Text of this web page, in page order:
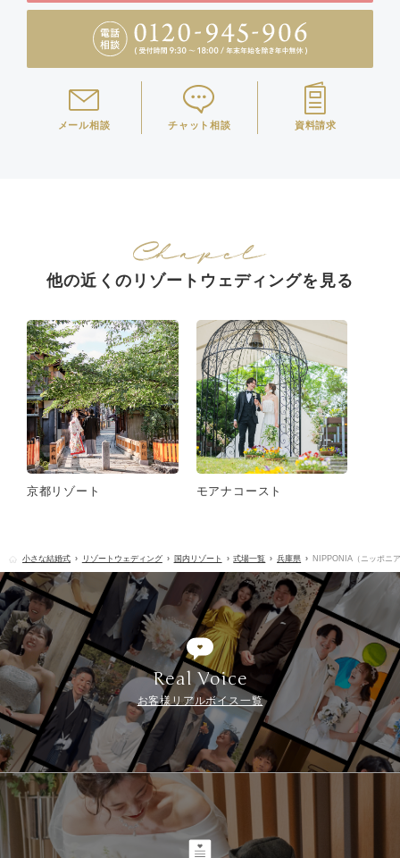
メール相談 チャット相談 資料請求
他の近くのリゾートウェディングを見る
京都リゾート モアナコースト
小さな結婚式 リゾートウェディング 国内リゾート 式場一覧 兵庫県 NIPPONIA（ニッポニ
Real Voice
お客様リアルボイス一覧